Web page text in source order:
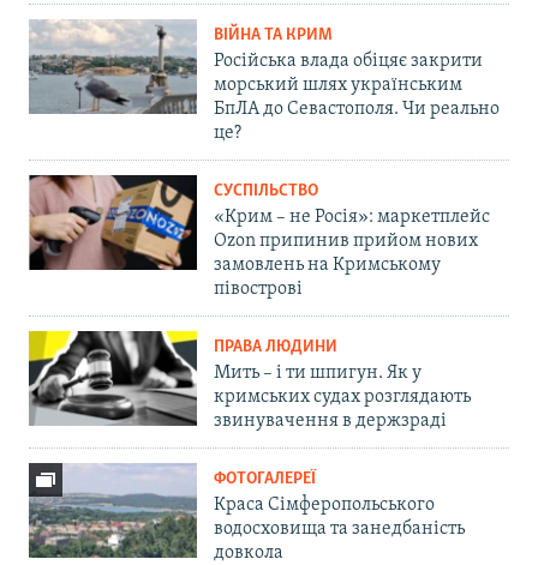
ВІЙНА ТА КРИМ
Російська влада обіцяє закрити
морський шлях українським
БпЛА до Севастополя. Чи реально
це?
СУСПІЛЬСТВО
«Крим – не Росія»: маркетплейс
Ozon припинив прийом нових
замовлень на Кримському
півострові
ПРАВА ЛЮДИНИ
Мить – і ти шпигун. Як у
кримських судах розглядають
звинувачення в держзраді
ФОТОГАЛЕРЕЇ
Краса Сімферопольського
водосховища та занедбаність
довкола